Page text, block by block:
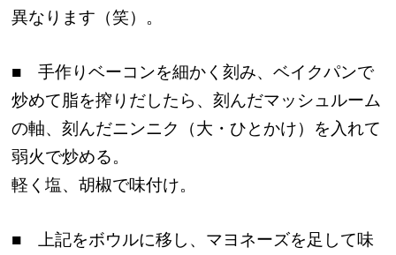
異なります（笑）。
■ 手作りベーコンを細かく刻み、ベイクパンで
炒めて脂を搾りだしたら、刻んだマッシュルーム
の軸、刻んだニンニク（大・ひとかけ）を入れて
弱火で炒める。
軽く塩、胡椒で味付け。
■ 上記をボウルに移し、マヨネーズを足して味